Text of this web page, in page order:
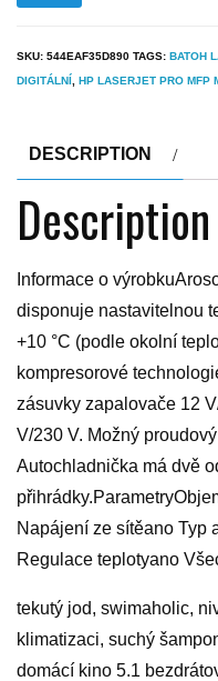
SKU: 544EAF35D890 TAGS: BATOH
DIGITÁLNÍ HP LASERJET PRO MFP
DESCRIPTION
Description
Informace o
disponuje nastavitelnou
+10 °C (podle okolní
kompresorové
zásuvky zapalovače 12
V/230 V. Možný
Autochladnička má dvě
Napájení ze sítěano Typ
Regulace teplotyano
tekutý jod, swimaholic,
klimatizaci, suchý
domácí kino 5.1